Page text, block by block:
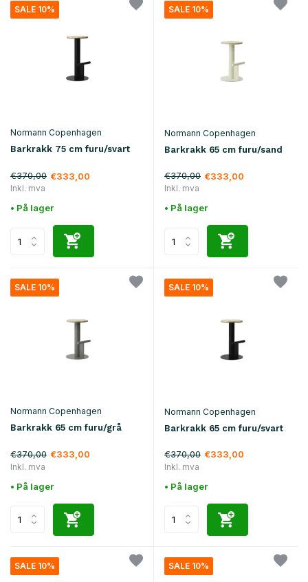
SALE 10%
Normann Copenhagen
Barkrakk 75 cm furu/svart
€370,00 €333,00
Inkl. mva
• På lager
SALE 10%
Normann Copenhagen
Barkrakk 65 cm furu/sand
€370,00 €333,00
Inkl. mva
• På lager
SALE 10%
Normann Copenhagen
Barkrakk 65 cm furu/grå
€370,00 €333,00
Inkl. mva
• På lager
SALE 10%
Normann Copenhagen
Barkrakk 65 cm furu/svart
€370,00 €333,00
Inkl. mva
• På lager
SALE 10% SALE 10%